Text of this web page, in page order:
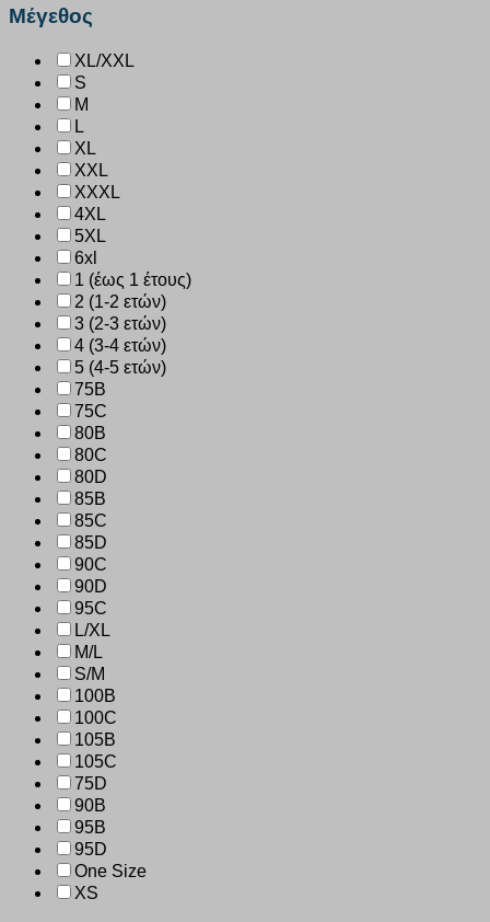
Μέγεθος
XL/XXL
S
M
L
XL
XXL
XXXL
4XL
5XL
6xl
1 (έως 1 έτους)
2 (1-2 ετών)
3 (2-3 ετών)
4 (3-4 ετών)
5 (4-5 ετών)
75B
75C
80B
80C
80D
85B
85C
85D
90C
90D
95C
L/XL
M/L
S/M
100B
100C
105B
105C
75D
90B
95B
95D
One Size
XS